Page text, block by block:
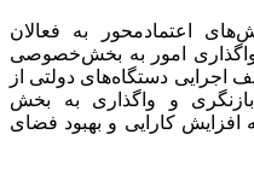
اعتمادمحور به فعالان
امور به بخش‌خصوصی
دستگاه‌های دولتی از
بازنگری و واگذاری به بخش
کارایی و بهبود فضای